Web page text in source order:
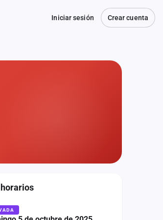
Iniciar sesión Crear cuenta